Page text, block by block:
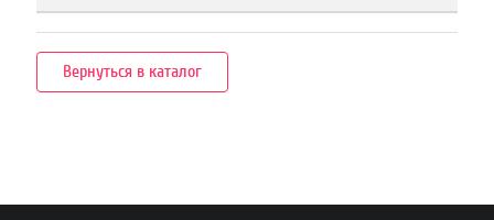
Вернуться в каталог